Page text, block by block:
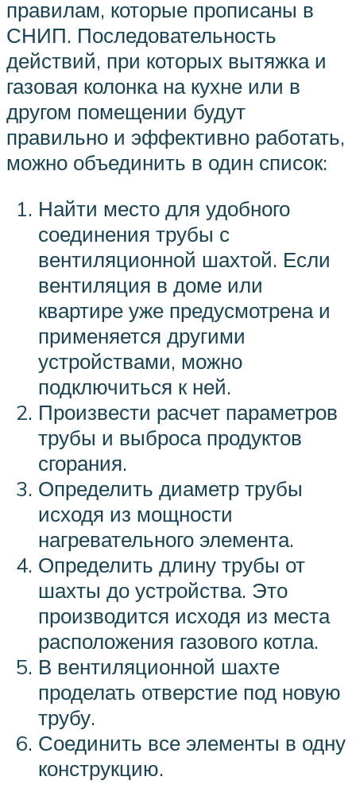
правилам, которые прописаны в
СНИП. Последовательность
действий, при которых вытяжка и
газовая колонка на кухне или в
другом помещении будут
правильно и эффективно работать,
можно объединить в один список:
Найти место для удобного
соединения трубы с
вентиляционной шахтой. Если
вентиляция в доме или
квартире уже предусмотрена и
применяется другими
устройствами, можно
подключиться к ней.
Произвести расчет параметров
трубы и выброса продуктов
сгорания.
Определить диаметр трубы
исходя из мощности
нагревательного элемента.
Определить длину трубы от
шахты до устройства. Это
производится исходя из места
расположения газового котла.
В вентиляционной шахте
проделать отверстие под новую
трубу.
Соединить все элементы в одну
конструкцию.